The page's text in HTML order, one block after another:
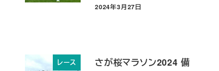
投稿日
2024年3月27日
レース
さが桜マラソン2024 備